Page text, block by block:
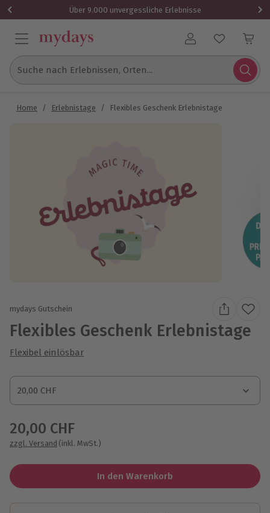
Über 9.000 unvergessliche Erlebnisse
Benutzerkonto
Suche nach Erlebnissen, Orten...
Home / Erlebnistage / Flexibles Geschenk Erlebnistage
mydays Gutschein
Flexibles Geschenk Erlebnistage
Flexibel einlösbar
Gutscheinbetrag
Gutscheinbetrag
20,00 CHF
20,00 CHF
zzgl. Versand (inkl. MwSt.)
In den Warenkorb